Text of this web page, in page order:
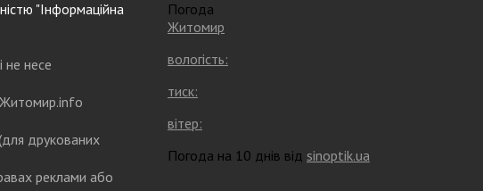
"Інформаційна
не несе
Житомир.info
друкованих
реклами або
Погода
Житомир
вологість:
тиск:
вітер:
Погода на 10 днів від sinoptik.ua